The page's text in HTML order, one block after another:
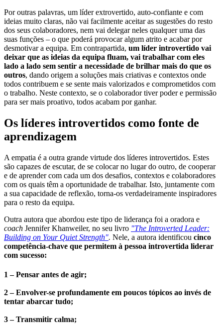
Por outras palavras, um líder extrovertido, auto-confiante e com
ideias muito claras, não vai facilmente aceitar as sugestões do resto
dos seus colaboradores, nem vai delegar neles qualquer uma das
suas funções – o que poderá provocar algum atrito e acabar por
desmotivar a equipa. Em contrapartida, um líder introvertido vai
deixar que as ideias da equipa fluam, vai trabalhar com eles
lado a lado sem sentir a necessidade de brilhar mais do que os
outros, dando origem a soluções mais criativas e contextos onde
todos contribuem e se sente mais valorizados e comprometidos com
o trabalho. Neste contexto, se o colaborador tiver poder e permissão
para ser mais proativo, todos acabam por ganhar.
Os líderes introvertidos como fonte de
aprendizagem
A empatia é a outra grande virtude dos líderes introvertidos. Estes
são capazes de escutar, de se colocar no lugar do outro, de cooperar
e de aprender com cada um dos desafios, contextos e colaboradores
com os quais têm a oportunidade de trabalhar. Isto, juntamente com
a sua capacidade de reflexão, torna-os verdadeiramente inspiradores
para o resto da equipa.
Outra autora que abordou este tipo de liderança foi a oradora e
coach Jennifer Khanweiler, no seu livro "The Introverted Leader:
Building on Your Quiet Strength". Nele, a autora identificou cinco
competência-chave que permitem à pessoa introvertida liderar
com sucesso:
1 –Pensar antes de agir;
2 –Envolver-se profundamente em poucos tópicos ao invés de
tentar abarcar tudo;
3 –Transmitir calma;